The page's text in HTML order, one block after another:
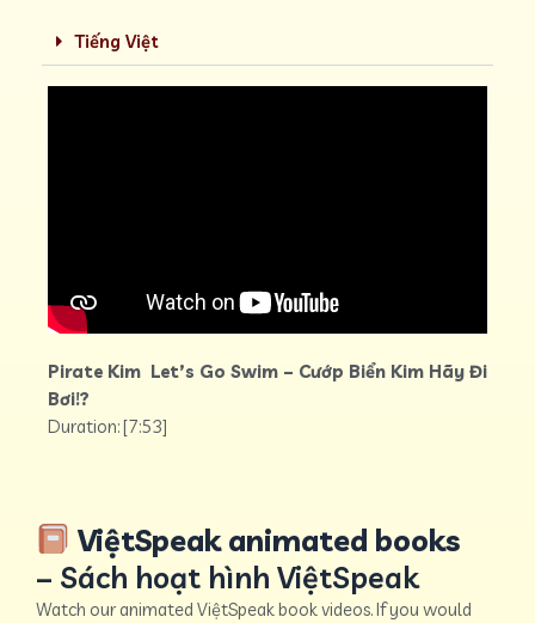
Tiếng Việt
Pirate Kim Let’s Go Swim – Cướp Biển Kim Hãy Đi
Bơi!?
Duration: [7:53]
ViệtSpeak animated books
– Sách hoạt hình ViệtSpeak
Watch our animated ViệtSpeak book videos. If you would